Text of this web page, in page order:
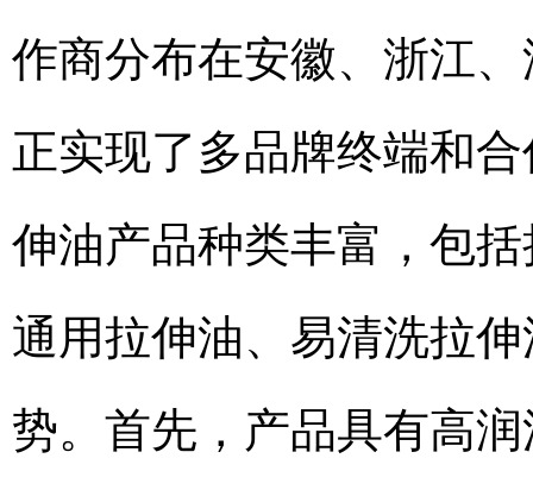
作商分布在安徽、浙江
正实现了多品牌终端和
伸油产品种类丰富，包
通用拉伸油、易清洗拉
势。首先，产品具有高